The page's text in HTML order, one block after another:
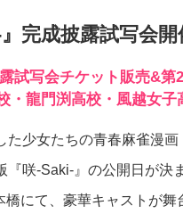
完成披露試写会開
試写会チケット販売&第
・龍門渕高校・風越女
た少女たちの青春麻雀漫
『咲-Saki-』の公開日が
橋にて、豪華キャストが